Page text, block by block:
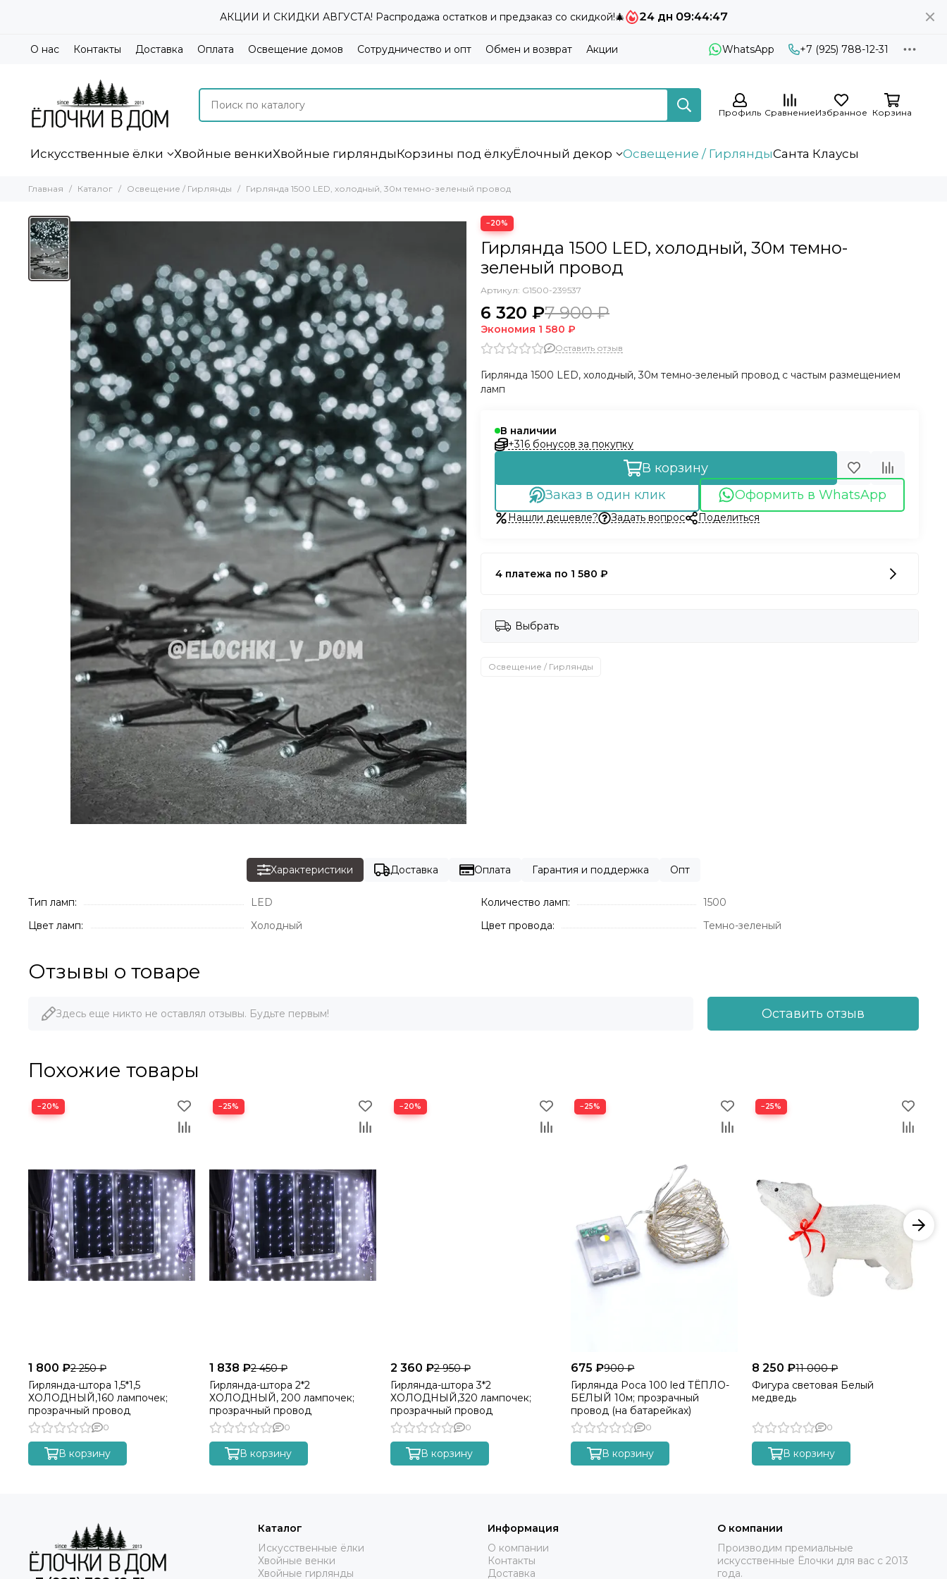
АКЦИИ И СКИДКИ АВГУСТА! Распродажа остатков и предзаказ со скидкой!🎄 24 дн 09:44:46
О нас Контакты Доставка Оплата Освещение домов Сотрудничество и опт Обмен и возврат Акции WhatsApp +7 (925) 788-12-31
Профиль СравнениеИзбранное Корзина
Искусственные ёлки Хвойные венкиХвойные гирляндыКорзины под ёлкуЁлочный декор Освещение / ГирляндыСанта Клаусы
Главная Каталог Освещение / Гирлянды Гирлянда 1500 LED, холодный, 30м темно-зеленый провод
−20%
Гирлянда 1500 LED, холодный, 30м темно-
зеленый провод
Артикул: G1500-239537
6 320 ₽7 900 ₽
Экономия 1 580 ₽
Оставить отзыв
Гирлянда 1500 LED, холодный, 30м темно-зеленый провод с частым размещением
ламп
В наличии
+316 бонусов за покупку
В корзину
Заказ в один клик
Оформить в WhatsApp
Нашли дешевле? Задать вопрос Поделиться
4 платежа по 1 580 ₽
Выбрать
Освещение / Гирлянды
Характеристики Доставка Оплата Гарантия и поддержка Опт
Тип ламп:
LED
Цвет ламп:
Холодный
Количество ламп:
1500
Цвет провода:
Темно-зеленый
Отзывы о товаре
Здесь еще никто не оставлял отзывы. Будьте первым! Оставить отзыв
Похожие товары
−20%
1 800 ₽2 250 ₽
Гирлянда-штора 1,5*1,5
ХОЛОДНЫЙ,160 лампочек;
прозрачный провод
0
В корзину
−25%
1 838 ₽2 450 ₽
Гирлянда-штора 2*2
ХОЛОДНЫЙ, 200 лампочек;
прозрачный провод
0
В корзину
−20%
2 360 ₽2 950 ₽
Гирлянда-штора 3*2
ХОЛОДНЫЙ,320 лампочек;
прозрачный провод
0
В корзину
−25%
675 ₽900 ₽
Гирлянда Роса 100 led ТЁПЛО-
БЕЛЫЙ 10м; прозрачный
провод (на батарейках)
0
В корзину
−25%
8 250 ₽11 000 ₽
Фигура световая Белый
медведь
0
В корзину
Каталог
Искусственные ёлки
Хвойные венки
Хвойные гирлянды
Информация
О компании
Контакты
Доставка
О компании
Производим премиальные
искусственные Ёлочки для вас с 2013
года.